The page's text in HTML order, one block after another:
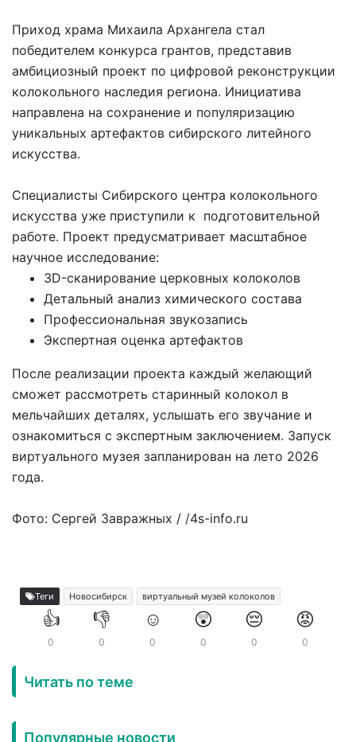
Приход храма Михаила Архангела стал
победителем конкурса грантов, представив
амбициозный проект по цифровой реконструкции
колокольного наследия региона. Инициатива
направлена на сохранение и популяризацию
уникальных артефактов сибирского литейного
искусства.
Специалисты Сибирского центра колокольного
искусства уже приступили к подготовительной
работе. Проект предусматривает масштабное
научное исследование:
3D-сканирование церковных колоколов
Детальный анализ химического состава
Профессиональная звукозапись
Экспертная оценка артефактов
После реализации проекта каждый желающий
сможет рассмотреть старинный колокол в
мельчайших деталях, услышать его звучание и
ознакомиться с экспертным заключением. Запуск
виртуального музея запланирован на лето 2026
года.
Фото: Сергей Завражных / /4s-info.ru
Теги Новосибирск виртуальный музей колоколов
👍
0
👎
0
☺️
0
😲
0
😔
0
😡
0
Читать по теме
Популярные новости